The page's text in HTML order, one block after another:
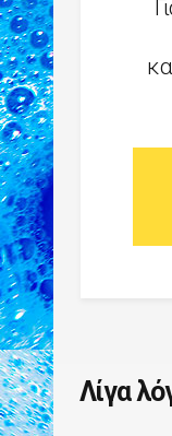
Λίγα